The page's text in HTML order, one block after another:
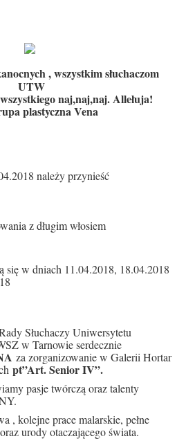
, wszystkim słuchaczom
UTW
naj,naj,naj. Allełuja!
plastyczna Vena
należy przynieść
z długim włosiem
się w dniach 11.04.2018, 18.04.2018
Słuchaczy Uniwersytetu
w Tarnowie serdecznie
za zorganizowanie w Galerii Hortar
pt”Art. Senior IV”.
pasje twórczą oraz talenty
, kolejne prace malarskie, pełne
urody otaczającego świata.